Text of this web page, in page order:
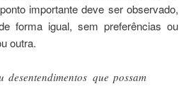
importante deve ser observado,
forma igual, sem preferências ou
outra.
que possam